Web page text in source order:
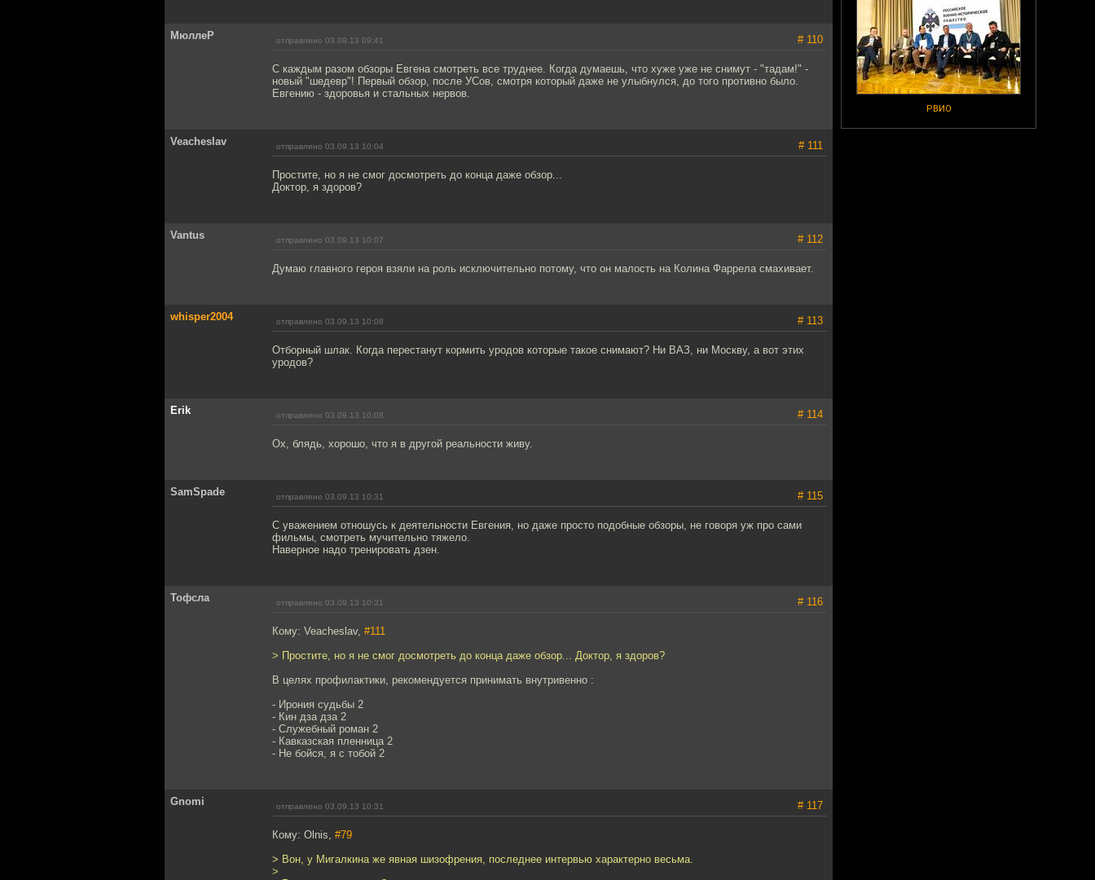
РВИО
МюллеР отправлено 03.09.13 09:41 # 110
С каждым разом обзоры Евгена смотреть все труднее. Когда думаешь, что хуже уже не снимут - "тадам!" -
новый "шедевр"! Первый обзор, после УСов, смотря который даже не улыбнулся, до того противно было.
Евгению - здоровья и стальных нервов.
Veacheslav отправлено 03.09.13 10:04 # 111
Простите, но я не смог досмотреть до конца даже обзор...
Доктор, я здоров?
Vantus отправлено 03.09.13 10:07 # 112
Думаю главного героя взяли на роль исключительно потому, что он малость на Колина Фаррела смахивает.
whisper2004 отправлено 03.09.13 10:08 # 113
Отборный шлак. Когда перестанут кормить уродов которые такое снимают? Ни ВАЗ, ни Москву, а вот этих
уродов?
Erik отправлено 03.09.13 10:08 # 114
Ох, блядь, хорошо, что я в другой реальности живу.
SamSpade отправлено 03.09.13 10:31 # 115
C уважением отношусь к деятельности Евгения, но даже просто подобные обзоры, не говоря уж про сами
фильмы, смотреть мучительно тяжело.
Наверное надо тренировать дзен.
Тофсла отправлено 03.09.13 10:31 # 116
Кому: Veacheslav, #111
> Простите, но я не смог досмотреть до конца даже обзор... Доктор, я здоров?
В целях профилактики, рекомендуется принимать внутривенно :
- Ирония судьбы 2
- Кин дза дза 2
- Служебный роман 2
- Кавказская пленница 2
- Не бойся, я с тобой 2
Gnomi отправлено 03.09.13 10:31 # 117
Кому: Olnis, #79
> Вон, у Мигалкина же явная шизофрения, последнее интервью характерно весьма.
>